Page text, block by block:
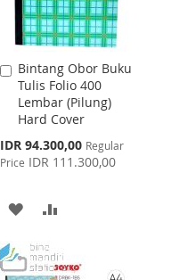
Bintang Obor Buku
Tulis Folio 400
Lembar (Pilung)
Hard Cover
Special
Price
IDR 94.300,00 Regular
Price IDR 111.300,00
Add
to
Cart
ADD
WISHCOMPARE